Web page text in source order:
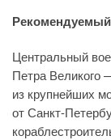
Рекомендуемый
Центральный
Петра Великого
из крупнейших
от Санкт-